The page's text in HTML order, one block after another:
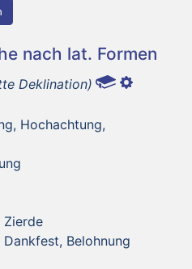
nach lat. Formen
Deklination)
Hochachtung,
Zierde
Belohnung